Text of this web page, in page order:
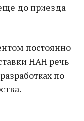
до приезда
постоянно
НАН речь
по